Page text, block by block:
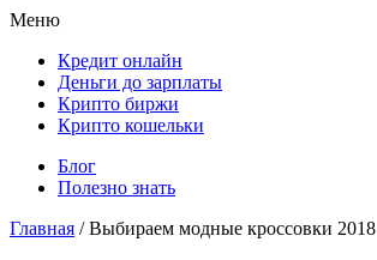
Меню
Кредит онлайн
Деньги до зарплаты
Крипто биржи
Крипто кошельки
Блог
Полезно знать
Главная / Выбираем модные кроссовки 2018